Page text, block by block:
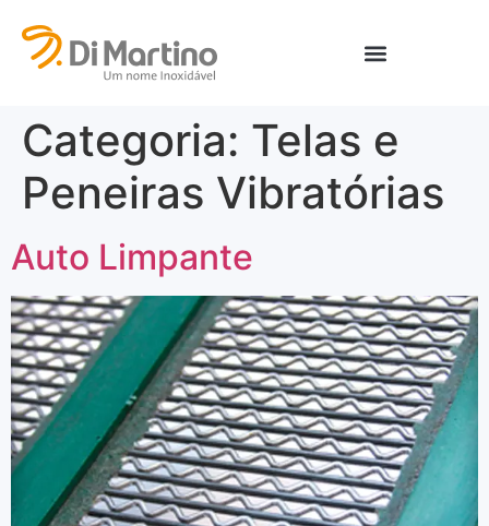
Categoria: Telas e
Peneiras Vibratórias
Auto Limpante